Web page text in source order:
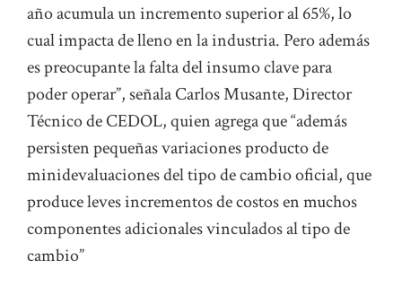
año acumula un incremento superior al 65%, lo
cual impacta de lleno en la industria. Pero además
es preocupante la falta del insumo clave para
poder operar”, señala Carlos Musante, Director
Técnico de CEDOL, quien agrega que “además
persisten pequeñas variaciones producto de
minidevaluaciones del tipo de cambio oficial, que
produce leves incrementos de costos en muchos
componentes adicionales vinculados al tipo de
cambio”